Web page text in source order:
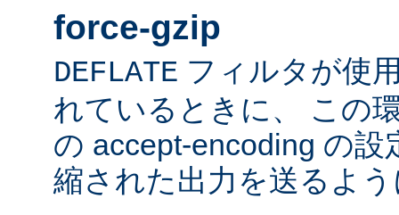
force-gzip
DEFLATE フィルタが使
れているときに、 この
の accept-encoding の
縮された出力を送るよ